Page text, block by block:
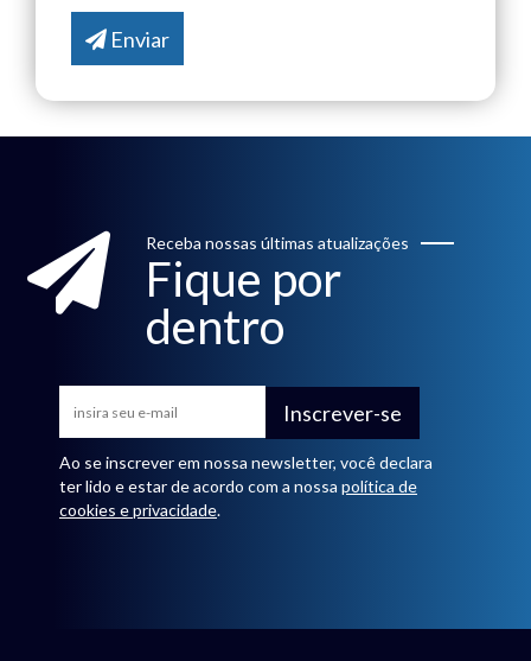
Enviar
Receba nossas últimas atualizações
Fique por
dentro
Inscrever-se
Ao se inscrever em nossa newsletter, você declara
ter lido e estar de acordo com a nossa política de
cookies e privacidade.